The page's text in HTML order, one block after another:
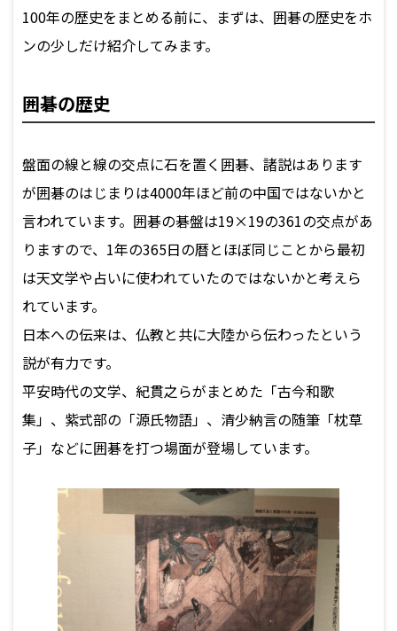
100年の歴史をまとめる前に、まずは、囲碁の歴史をホ
ンの少しだけ紹介してみます。
囲碁の歴史
盤面の線と線の交点に石を置く囲碁、諸説はあります
が囲碁のはじまりは4000年ほど前の中国ではないかと
言われています。囲碁の碁盤は19×19の361の交点があ
りますので、1年の365日の暦とほぼ同じことから最初
は天文学や占いに使われていたのではないかと考えら
れています。
日本への伝来は、仏教と共に大陸から伝わったという
説が有力です。
平安時代の文学、紀貫之らがまとめた「古今和歌
集」、紫式部の「源氏物語」、清少納言の随筆「枕草
子」などに囲碁を打つ場面が登場しています。